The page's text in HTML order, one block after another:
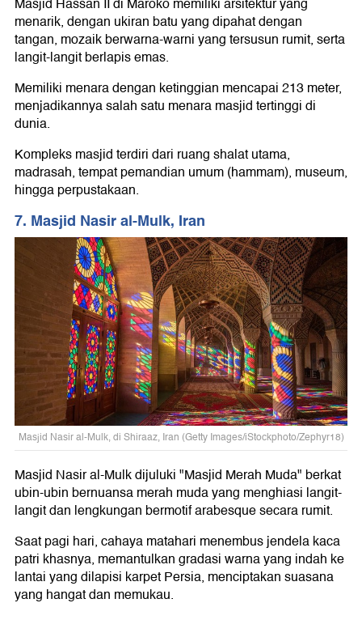
Masjid Hassan II di Maroko memiliki arsitektur yang
menarik, dengan ukiran batu yang dipahat dengan
tangan, mozaik berwarna-warni yang tersusun rumit, serta
langit-langit berlapis emas.
Memiliki menara dengan ketinggian mencapai 213 meter,
menjadikannya salah satu menara masjid tertinggi di
dunia.
Kompleks masjid terdiri dari ruang shalat utama,
madrasah, tempat pemandian umum (hammam), museum,
hingga perpustakaan.
7. Masjid Nasir al-Mulk, Iran
Masjid Nasir al-Mulk, di Shiraaz, Iran (Getty Images/iStockphoto/Zephyr18)
Masjid Nasir al-Mulk dijuluki "Masjid Merah Muda" berkat
ubin-ubin bernuansa merah muda yang menghiasi langit-
langit dan lengkungan bermotif arabesque secara rumit.
Saat pagi hari, cahaya matahari menembus jendela kaca
patri khasnya, memantulkan gradasi warna yang indah ke
lantai yang dilapisi karpet Persia, menciptakan suasana
yang hangat dan memukau.